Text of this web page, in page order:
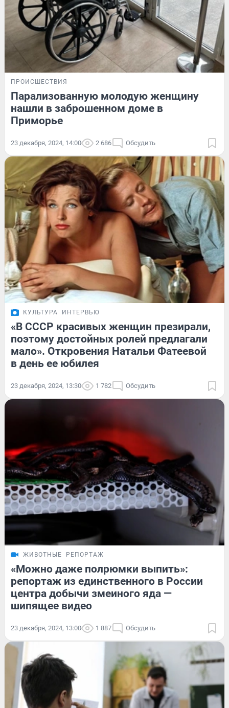
ПРОИСШЕСТВИЯ
Парализованную молодую женщину
нашли в заброшенном доме в
Приморье
23 декабря, 2024, 14:00 2 686 Обсудить
КУЛЬТУРА ИНТЕРВЬЮ
«В СССР красивых женщин презирали,
поэтому достойных ролей предлагали
мало». Откровения Натальи Фатеевой
в день ее юбилея
23 декабря, 2024, 13:30 1 782 Обсудить
ЖИВОТНЫЕ РЕПОРТАЖ
«Можно даже полрюмки выпить»:
репортаж из единственного в России
центра добычи змеиного яда —
шипящее видео
23 декабря, 2024, 13:00 1 887 Обсудить